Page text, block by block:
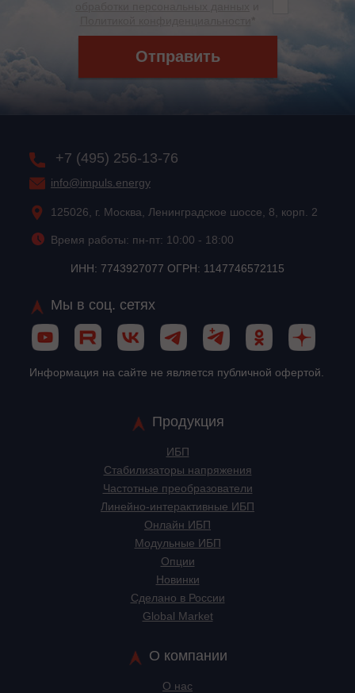
Отправить
+7 (495) 256-13-76
info@impuls.energy
125026, г. Москва, Ленинградское шоссе, 8, корп. 2
Время работы: пн-пт: 10:00 - 18:00
ИНН: 7743927077 ОГРН: 1147746572115
Мы в соц. сетях
Информация на сайте не является публичной офертой.
Продукция
ИБП
Стабилизаторы напряжения
Частотные преобразователи
Линейно-интерактивные ИБП
Онлайн ИБП
Модульные ИБП
Опции
Новинки
Сделано в России
Global Market
О компании
О нас